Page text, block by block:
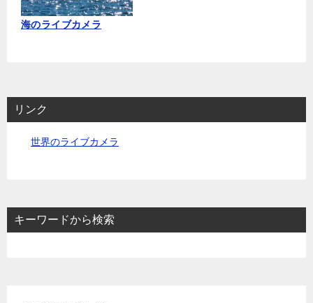
海のライブカメラ
リンク
世界のライブカメラ
キーワードから検索